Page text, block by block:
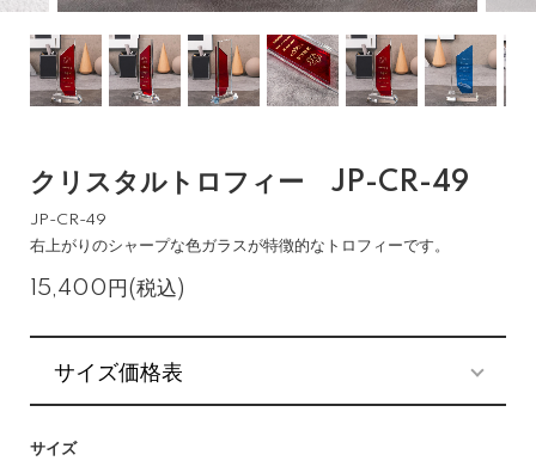
クリスタルトロフィー JP-CR-49
JP-CR-49
右上がりのシャープな色ガラスが特徴的なトロフィーです。
15,400円(税込)
サイズ価格表
サイズ